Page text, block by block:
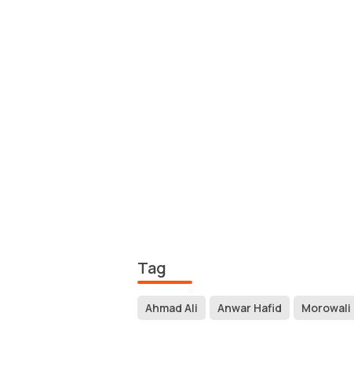
Tag
Ahmad Ali Anwar Hafid Morowali